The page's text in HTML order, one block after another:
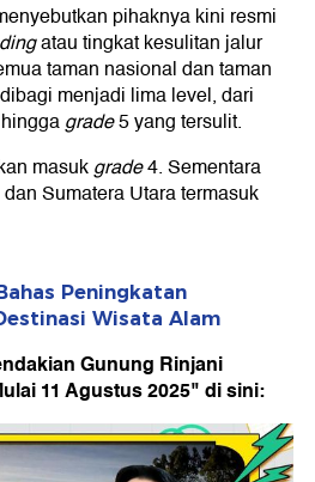
pihaknya kini resmi
atau tingkat kesulitan jalur
taman nasional dan taman
menjadi lima level, dari
grade5 yang tersulit.
masukgrade4. Sementara
Sumatera Utara termasuk
Peningkatan
Wisata Alam
Gunung Rinjani
11 Agustus 2025" di sini: